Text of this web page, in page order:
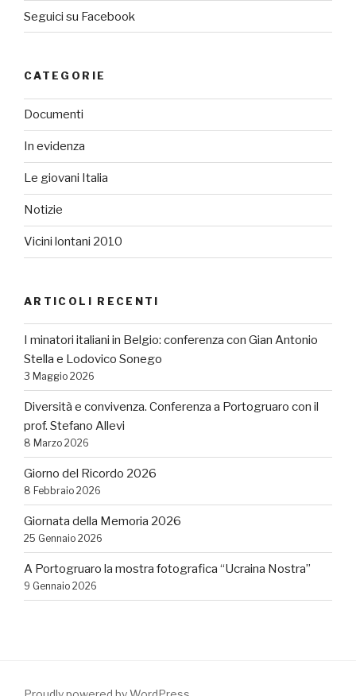
Seguici su Facebook
CATEGORIE
Documenti
In evidenza
Le giovani Italia
Notizie
Vicini lontani 2010
ARTICOLI RECENTI
I minatori italiani in Belgio: conferenza con Gian Antonio
Stella e Lodovico Sonego
3 Maggio 2026
Diversità e convivenza. Conferenza a Portogruaro con il
prof. Stefano Allevi
8 Marzo 2026
Giorno del Ricordo 2026
8 Febbraio 2026
Giornata della Memoria 2026
25 Gennaio 2026
A Portogruaro la mostra fotografica “Ucraina Nostra”
9 Gennaio 2026